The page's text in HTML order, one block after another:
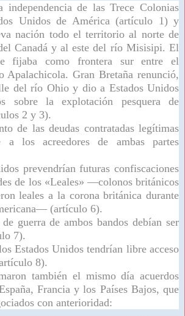
independencia de las Trece Colonias
Unidos de América (artículo 1) y
nación todo el territorio al norte de
Canadá y al este del río Misisipi. El
fijaba como frontera sur entre el
Gran Bretaña renunció,
del río Ohio y dio a Estados Unidos
sobre la explotación pesquera de
2 y 3).
de las deudas contratadas legítimas
a los acreedores de ambas partes
prevendrían futuras confiscaciones
de los «Leales» —colonos británicos
leales a la corona británica durante
(artículo 6).
guerra de ambos bandos debían ser
7).
Estados Unidos tendrían libre acceso
8).
también el mismo día acuerdos
Francia y los Países Bajos, que
con anterioridad: